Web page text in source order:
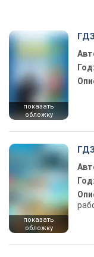
показать
обложку
Год:
показать
обложку
Год: